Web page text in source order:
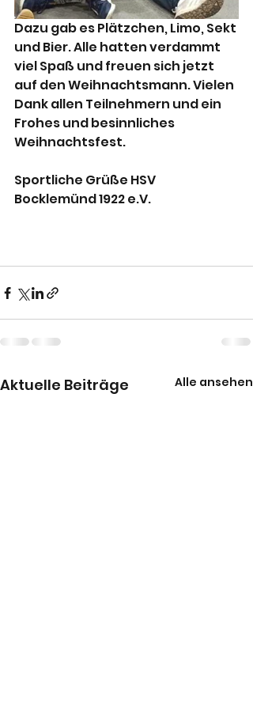
Dazu gab es Plätzchen, Limo, Sekt
und Bier. Alle hatten verdammt
viel Spaß und freuen sich jetzt
auf den Weihnachtsmann. Vielen
Dank allen Teilnehmern und ein
Frohes und besinnliches
Weihnachtsfest.
Sportliche Grüße HSV
Bocklemünd 1922 e.V.
Aktuelle Beiträge Alle ansehen